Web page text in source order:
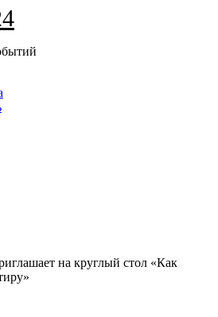
на круглый стол «Как